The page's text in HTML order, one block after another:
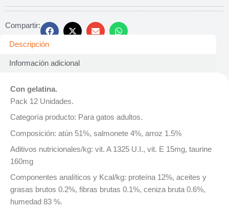
Compartir:
Descripción
Información adicional
Con gelatina.
Pack 12 Unidades.
Categoría producto: Para gatos adultos.
Composición: atún 51%, salmonete 4%, arroz 1.5%
Aditivos nutricionales/kg: vit. A 1325 U.I., vit. E 15mg, taurine
160mg
Componentes analíticos y Kcal/kg: proteína 12%, aceites y
grasas brutos 0.2%, fibras brutas 0.1%, ceniza bruta 0.6%,
humedad 83 %.